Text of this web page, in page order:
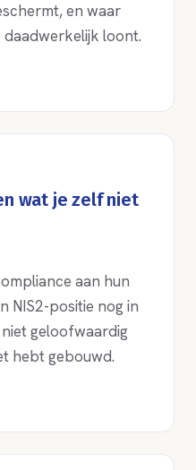
en waar
loont.
wat je zelf niet
aan hun
NIS2-positie nog in
geloofwaardig
hebt gebouwd.